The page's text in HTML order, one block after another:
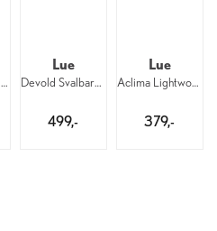
Devold Nansen Wool Beanie 58 696
Lue
Devold Svalbard Wool Beanie 58 696
499,-
Lue
Aclima Lightwool 140 Beanie 470
379,-